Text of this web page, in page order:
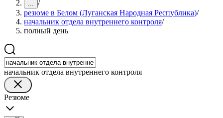
... /
резюме в Белом (Луганская Народная Республика)/
начальник отдела внутреннего контроля/
полный день
начальник отдела внутреннего контроля
Резюме